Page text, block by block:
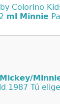
Colorino
ml Minnie
Mickey/
1987 Tú